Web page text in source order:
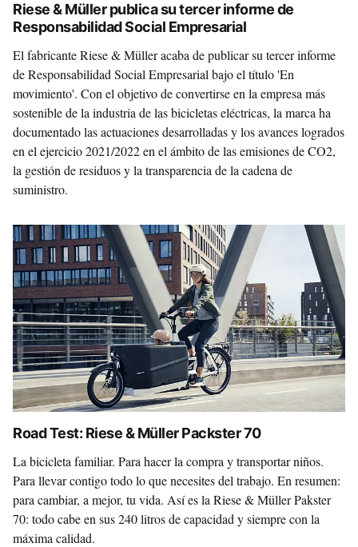
Riese & Müller publica su tercer informe de
Responsabilidad Social Empresarial
El fabricante Riese & Müller acaba de publicar su tercer informe
de Responsabilidad Social Empresarial bajo el título 'En
movimiento'. Con el objetivo de convertirse en la empresa más
sostenible de la industria de las bicicletas eléctricas, la marca ha
documentado las actuaciones desarrolladas y los avances logrados
en el ejercicio 2021/2022 en el ámbito de las emisiones de CO2,
la gestión de residuos y la transparencia de la cadena de
suministro.
Road Test: Riese & Müller Packster 70
La bicicleta familiar. Para hacer la compra y transportar niños.
Para llevar contigo todo lo que necesites del trabajo. En resumen:
para cambiar, a mejor, tu vida. Así es la Riese & Müller Pakster
70: todo cabe en sus 240 litros de capacidad y siempre con la
máxima calidad.